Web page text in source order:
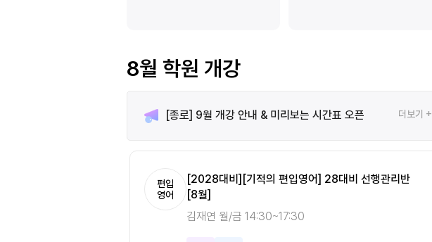
8월 학원 개강
[종로] 9월 개강 안내 & 미리보는 시간표 오픈 더보기 +
편입
영어
[2028대비][기적의 편입영어] 28대비 선행관리반
[8월]
김재연 월/금 14:30~17:30
편입
수학
[노베이스는 안나케어] 다변수미적분 Vol.2 [8월]
강안나 월/수/금 10:00~14:00